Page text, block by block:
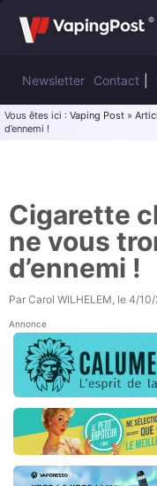
Newsletter Contact
Vous êtes ici : Vaping Post »
d’ennemi !
Cigarette
ne vous
d’ennemi !
Par Carol WILHELEM, le 4/10/
Annonce